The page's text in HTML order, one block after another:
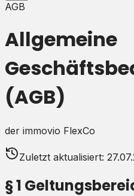
AGB
Allgemeine
(AGB)
der immovio FlexCo
Zuletzt aktualisiert:
§ 1